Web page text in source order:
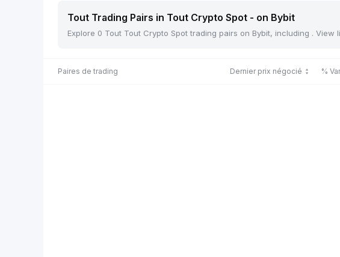
Tout Trading Pairs in Tout Crypto Spot - on Bybit
Explore 0 Tout Tout Crypto Spot trading pairs on Bybit, including .
Paires de trading Dernier prix négocié %